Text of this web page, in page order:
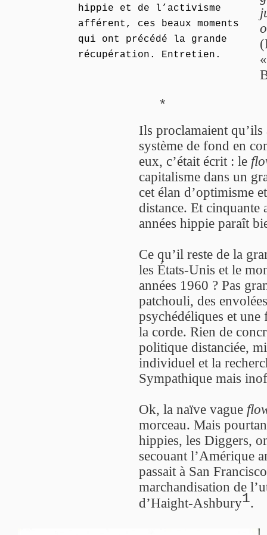
hippie et de l’activisme
afférent, ces beaux moments
qui ont précédé la grande
récupération. Entretien.
*
Ils proclamaient
système de fond en
eux, c’était écrit : le
capitalisme dans un
cet élan d’optimisme
distance. Et cinquante
années hippie paraît
Ce qu’il reste de la
les États-Unis et le
années 1960 ? Pas
patchouli, des
psychédéliques et une
la corde. Rien de
politique distanciée,
individuel et la
Sympathique mais
Ok, la naïve vague
morceau. Mais
hippies, les Diggers,
secouant l’Amérique
passait à San
marchandisation de
d’Haight-Ashbury1.